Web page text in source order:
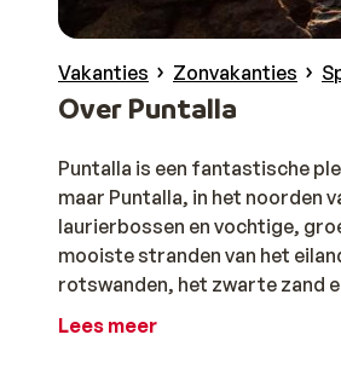
Vakanties Zonvakanties
Over Puntalla
Puntalla is een fantastische
maar Puntalla, in het noorden
laurierbossen en vochtige,
mooiste stranden van het
rotswanden, het zwarte zand
Lees meer